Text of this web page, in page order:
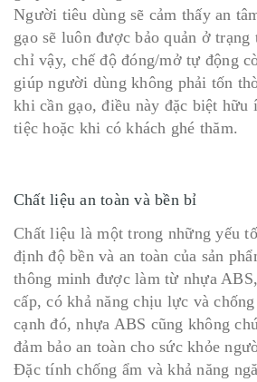
Người tiêu dùng sẽ cảm thấy an
gạo sẽ luôn được bảo quản ở
chỉ vậy, chế độ đóng/mở tự động
giúp người dùng không phải tốn
khi cần gạo, điều này đặc biệt hữu
tiệc hoặc khi có khách ghé thăm.
Chất liệu an toàn và bền bỉ
Chất liệu là một trong những yếu
định độ bền và an toàn của sản
thông minh được làm từ nhựa
cấp, có khả năng chịu lực và
cạnh đó, nhựa ABS cũng không
đảm bảo an toàn cho sức khỏe
Đặc tính chống ẩm và khả năng